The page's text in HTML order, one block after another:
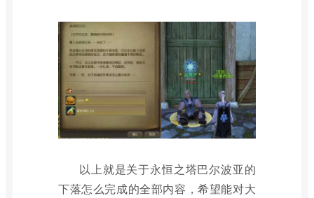
以上就是关于永恒之塔巴尔波亚的
下落怎么完成的全部内容，希望能对大